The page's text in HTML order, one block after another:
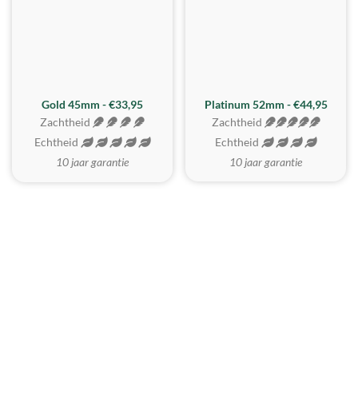
REALISTISCH
Gold 45mm - €33,95
Zachtheid
Echtheid
10 jaar garantie
ZACHTSTE
Platinum 52mm - €44,95
Zachtheid
Echtheid
10 jaar garantie